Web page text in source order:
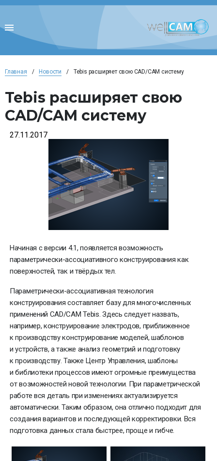
Главная / Новости / Tebis расширяет свою CAD/CAM систему
Tebis расширяет свою
CAD/CAM систему
27.11.2017
Начиная с версии 4.1, появляется возможность
параметрически-ассоциативного конструирования как
поверхностей, так и твёрдых тел.
Параметрически-ассоциативная технология
конструирования составляет базу для многочисленных
применений CAD/CAM Tebis. Здесь следует назвать,
например, конструирование электродов, приближенное
к производству конструирование моделей, шаблонов
и устройств, а также анализ геометрий и подготовку
к производству. Также Центр Управления, шаблоны
и библиотеки процессов имеют огромные преимущества
от возможностей новой технологии. При параметрической
работе вся деталь при изменениях актуализируется
автоматически. Таким образом, она отлично подходит для
создания вариантов и последующей корректировки. Вся
подготовка данных стала быстрее, проще и гибче.